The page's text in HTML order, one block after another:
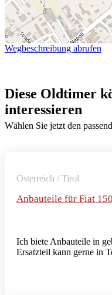
Wegbeschreibung abrufen
Diese Oldtimer
interessieren
Wählen Sie jetzt den
Österreich / Tirol
Anbauteile für Fiat
Ich biete Anbauteile in
Ersatzteil kann gerne in